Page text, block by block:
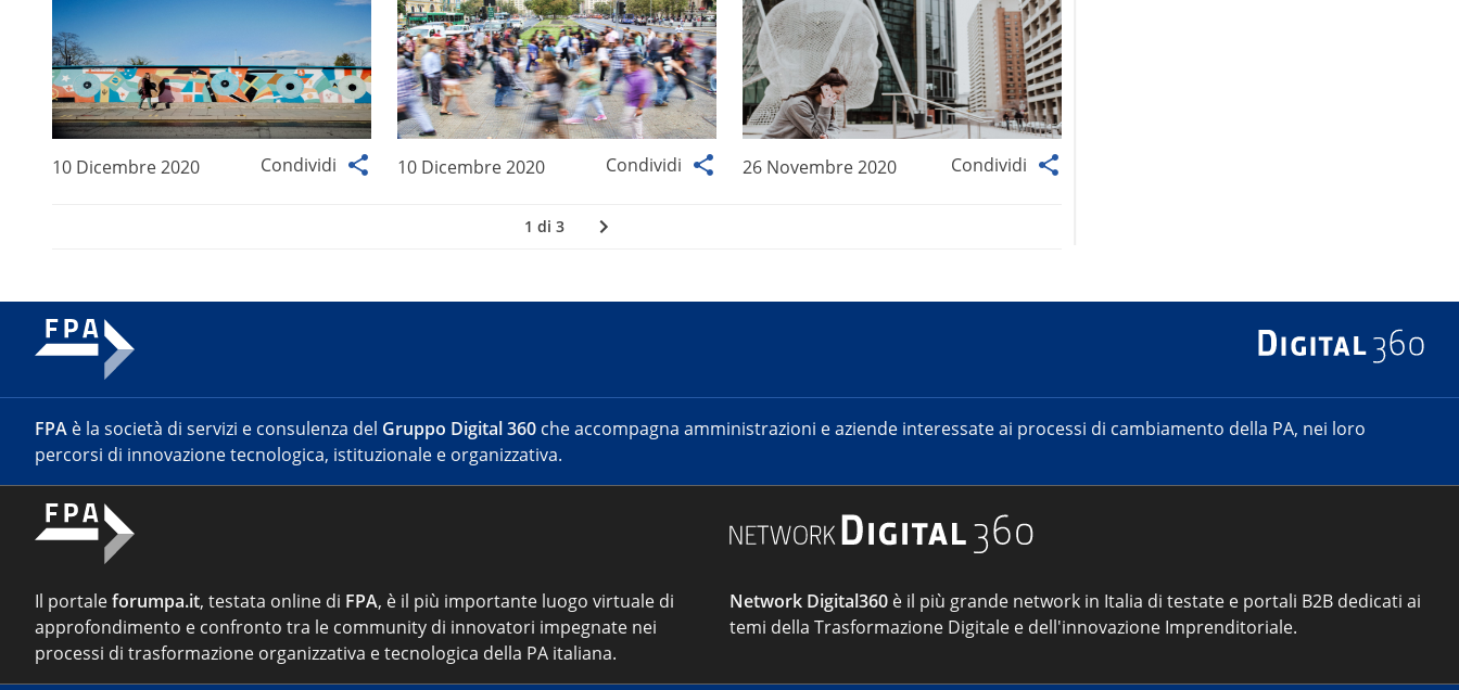
10 Dicembre 2020 Condividi 10 Dicembre 2020 Condividi 26 Novembre 2020 Condividi
1 di 3
FPA è la società di servizi e consulenza del Gruppo Digital 360 che accompagna amministrazioni e aziende interessate ai processi di cambiamento della PA, nei loro
percorsi di innovazione tecnologica, istituzionale e organizzativa.
Il portaleforumpa.it, testata online di FPA, è il più importante luogo virtuale di
approfondimento e confronto tra le community di innovatori impegnate nei
processi di trasformazione organizzativa e tecnologica della PA italiana.
Network Digital360 è il più grande network in Italia di testate e portali B2B dedicati ai
temi della Trasformazione Digitale e dell'innovazione Imprenditoriale.